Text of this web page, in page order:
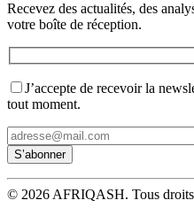
Recevez des actualités, des
votre boîte de réception.
J’accepte de recevoir la
tout moment.
© 2026 AFRIQASH. Tous droits